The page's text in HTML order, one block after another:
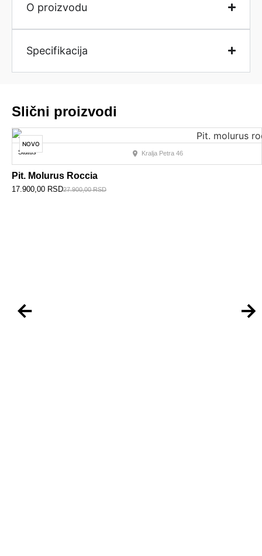
O proizvodu
Specifikacija
Slični proizvodi
NOVO
Status
Kralja Petra 46
Pit. Molurus Roccia
27.900,00RSD
17.900,00 RSD